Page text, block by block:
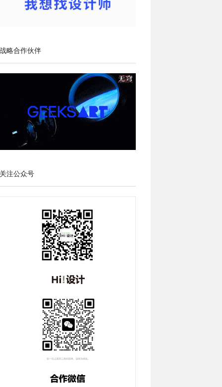
略合作伙伴
注公众号